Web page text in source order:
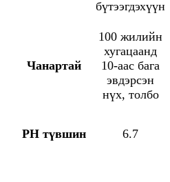
бүтээгдэхүүн
Чанартай
100 жилийн
хугацаанд
10-аас бага
эвдэрсэн
нүх, толбо
PH түвшин 6.7